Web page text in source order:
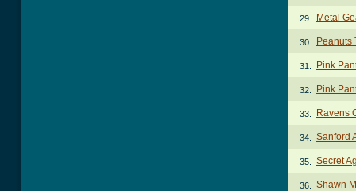
29. Metal
30. Peanuts
31. Pink
32. Pink
33. Ravens
34. Sanford
35. Secret
36. Shawn